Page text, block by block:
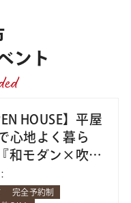
ント
HOUSE】平屋
心地よく暮ら
和モダン×吹き
の家 in太田市
完全予約制